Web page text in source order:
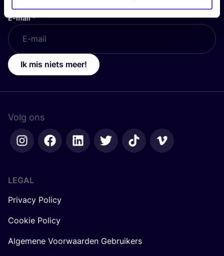
E-mail*
Ik mis niets meer!
Volg ons
LEGAL
Privacy Policy
Cookie Policy
Algemene Voorwaarden Gebruikers